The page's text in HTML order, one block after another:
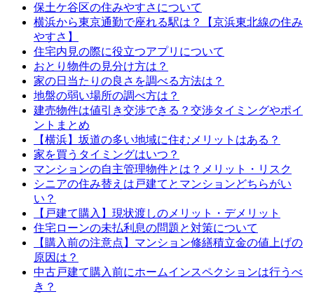
保土ケ谷区の住みやすさについて
横浜から東京通勤で座れる駅は？【京浜東北線の住み
やすさ】
住宅内見の際に役立つアプリについて
おとり物件の見分け方は？
家の日当たりの良さを調べる方法は？
地盤の弱い場所の調べ方は？
建売物件は値引き交渉できる？交渉タイミングやポイ
ントまとめ
【横浜】坂道の多い地域に住むメリットはある？
家を買うタイミングはいつ？
マンションの自主管理物件とは？メリット・リスク
シニアの住み替えは戸建てとマンションどちらがい
い？
【戸建て購入】現状渡しのメリット・デメリット
住宅ローンの未払利息の問題と対策について
【購入前の注意点】マンション修繕積立金の値上げの
原因は？
中古戸建て購入前にホームインスペクションは行うべ
き？